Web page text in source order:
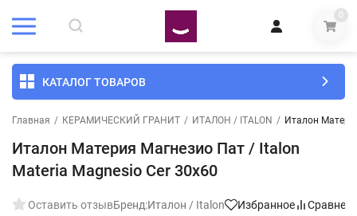
0
КАТАЛОГ ТОВАРОВ
Главная / КЕРАМИЧЕСКИЙ ГРАНИТ / ИТАЛОН / ITALON / Италон
Италон Материя Магнезио Пат / Italon
Materia Magnesio Cer 30x60
Оставить отзывБренд:Италон / Italon Избранное